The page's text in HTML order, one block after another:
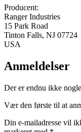
Producent:
Ranger Industries
15 Park Road
Tinton Falls, NJ 07724
USA
Anmeldelser
Der er endnu ikke
Vær den første til at
Din e-mailadresse vil